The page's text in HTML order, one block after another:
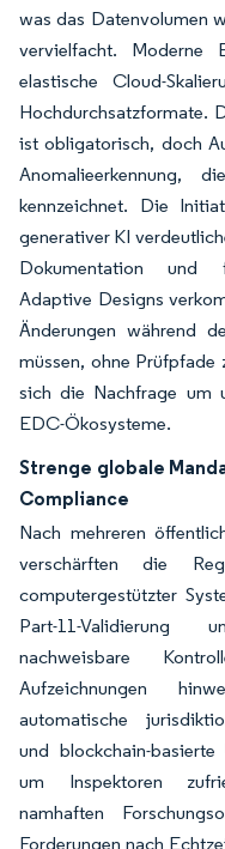
was das Datenvolumen
vervielfacht. Moderne
elastische Cloud-
Hochdurchsatzformate.
ist obligatorisch, doch
Anomalieerkennung,
kennzeichnet. Die
generativer KI
Dokumentation und
Adaptive Designs
Änderungen während
müssen, ohne Prüfpfade
sich die Nachfrage um
EDC-Ökosysteme.
Strenge globale
Compliance
Nach mehreren
verschärften die
computergestützter
Part-11-Validierung
nachweisbare
Aufzeichnungen
automatische
und blockchain-
um Inspektoren
namhaften
Forderungen nach